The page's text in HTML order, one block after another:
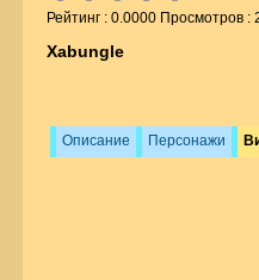
Рейтинг : 0.0000 Просмотров :
Xabungle
Описание Персонажи